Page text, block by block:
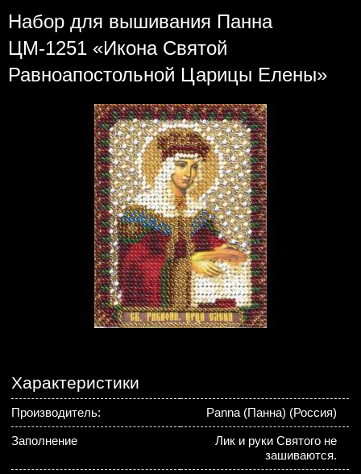
Набор для вышивания Панна
ЦМ-1251 «Икона Святой
Равноапостольной Царицы Елены»
Характеристики
Производитель: Panna (Панна) (Россия)
Заполнение
Лик и руки Святого не
зашиваются.